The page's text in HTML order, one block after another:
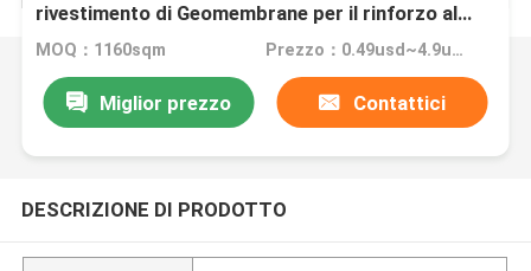
rivestimento di Geomembrane per il rinforzo al
suolo di stabilizzazione degli stagni
MOQ：1160sqm Prezzo：0.49usd~4.9usd per sqm
Miglior prezzo Contattici
DESCRIZIONE DI PRODOTTO